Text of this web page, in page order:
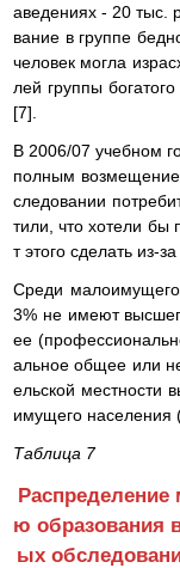
аведениях - 20 тыс.
вание в группе
человек могла
лей группы
[7].
В 2006/07 учебном
полным
следовании
тили, что хотели бы
т этого сделать из-
Среди
3% не имеют
ее
альное общее или
ельской местности
имущего населения
Таблица 7
Распределение
ю образования
ых